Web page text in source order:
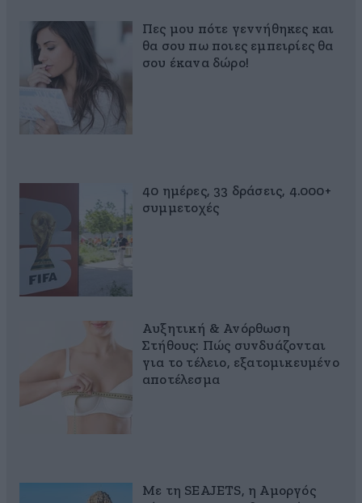
Πες μου πότε γεννήθηκες και
θα σου πω ποιες εμπειρίες θα
σου έκανα δώρο!
40 ημέρες, 33 δράσεις, 4.000+
συμμετοχές
Αυξητική & Ανόρθωση
Στήθους: Πώς συνδυάζονται
για το τέλειο, εξατομικευμένο
αποτέλεσμα
Με τη SEAJETS, η Αμοργός